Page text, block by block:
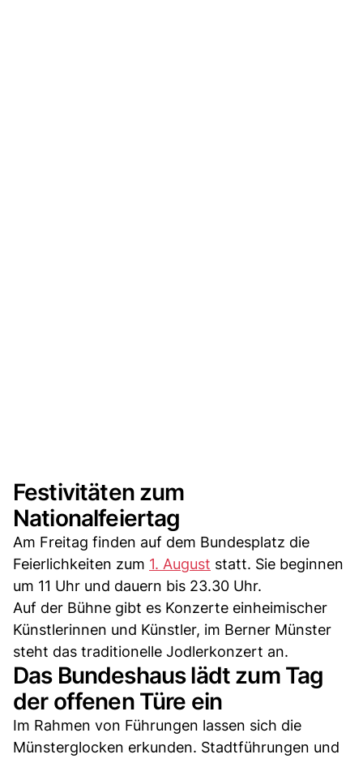
Festivitäten zum
Nationalfeiertag
Am Freitag finden auf dem Bundesplatz die
Feierlichkeiten zum 1. August statt. Sie beginnen
um 11 Uhr und dauern bis 23.30 Uhr.
Auf der Bühne gibt es Konzerte einheimischer
Künstlerinnen und Künstler, im Berner Münster
steht das traditionelle Jodlerkonzert an.
Das Bundeshaus lädt zum Tag
der offenen Türe ein
Im Rahmen von Führungen lassen sich die
Münsterglocken erkunden. Stadtführungen und